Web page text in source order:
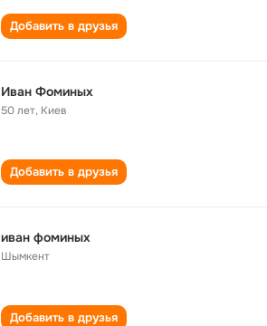
Добавить в друзья
Иван Фоминых
50 лет, Киев
Добавить в друзья
иван фоминых
Шымкент
Добавить в друзья